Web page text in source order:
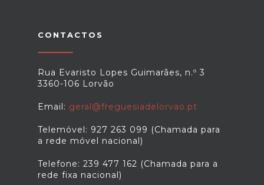
CONTACTOS
Rua Evaristo Lopes Guimarães, n.º 3
3360-106 Lorvão
Email: geral@freguesiadelorvao.pt
Telemóvel: 927 263 099 (Chamada para
a rede móvel nacional)
Telefone: 239 477 162 (Chamada para a
rede fixa nacional)